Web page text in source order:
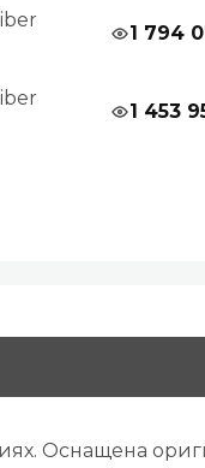
1 794
1 453
Оснащена